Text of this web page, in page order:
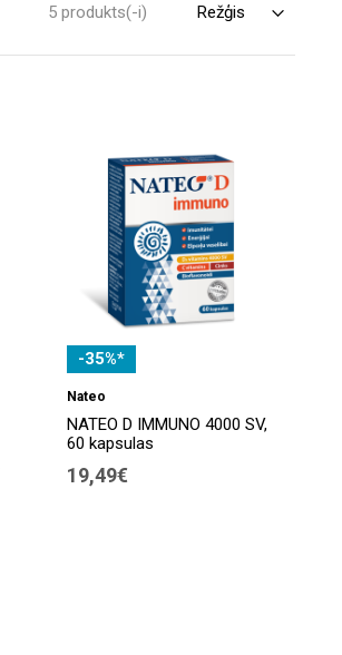
5 produkts(-i)
-35%*
Nateo
NATEO D IMMUNO 4000 SV,
60 kapsulas
19,49€